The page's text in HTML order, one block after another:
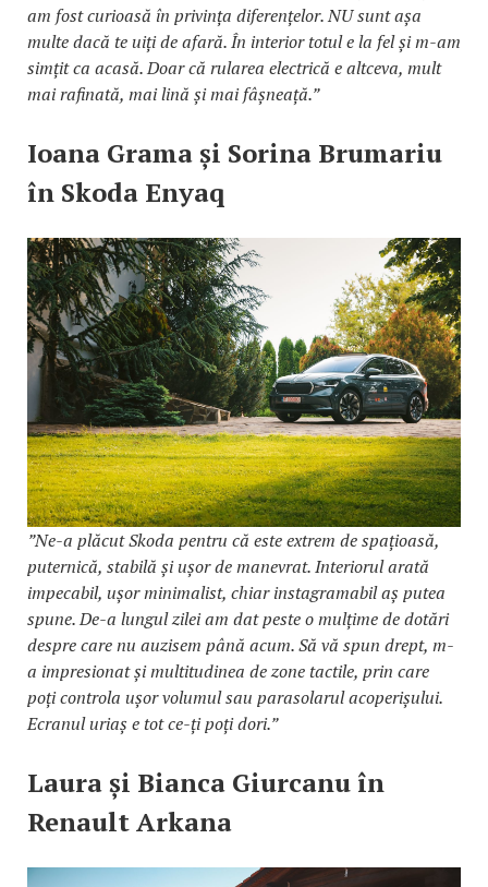
am fost curioasă în privința diferențelor. NU sunt așa
multe dacă te uiți de afară. În interior totul e la fel și m-am
simțit ca acasă. Doar că rularea electrică e altceva, mult
mai rafinată, mai lină și mai fâșneață.”
Ioana Grama și Sorina Brumariu
în Skoda Enyaq
”Ne-a plăcut Skoda pentru că este extrem de spațioasă,
puternică, stabilă și ușor de manevrat. Interiorul arată
impecabil, ușor minimalist, chiar instagramabil aș putea
spune. De-a lungul zilei am dat peste o mulțime de dotări
despre care nu auzisem până acum. Să vă spun drept, m-
a impresionat și multitudinea de zone tactile, prin care
poți controla ușor volumul sau parasolarul acoperișului.
Ecranul uriaș e tot ce-ți poți dori.”
Laura și Bianca Giurcanu în
Renault Arkana